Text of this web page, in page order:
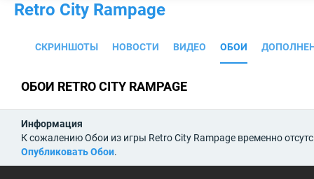
Retro City Rampage
СКРИНШОТЫ НОВОСТИ ВИДЕО ОБОИ
ОБОИ RETRO CITY RAMPAGE
Информация
К сожалению Обои из игры Retro City Rampage временно
Опубликовать Обои.